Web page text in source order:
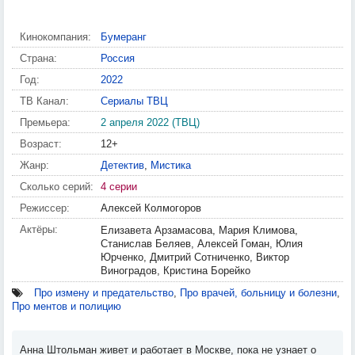
Кинокомпания:
Бумеранг
Страна:
Россия
Год:
2022
ТВ Канал:
Сериалы ТВЦ
Премьера:
2 апреля 2022 (ТВЦ)
Возраст:
12+
Жанр:
Детектив, Мистика
Сколько серий:
4 серии
Режиссер:
Алексей Колмогоров
Актёры:
Елизавета Арзамасова, Мария Климова,
Станислав Беляев, Алексей Гоман, Юлия
Юрченко, Дмитрий Сотниченко, Виктор
Виноградов, Кристина Борейко
Про измену и предательство, Про врачей, больницу и болезни,
Про ментов и полицию
Анна Штольман живет и работает в Москве, пока не узнает о